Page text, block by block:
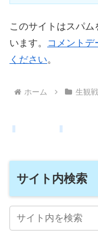
このサイトはスパ
います。
コメントデ
ください。
ホーム 生観
サイト内検索